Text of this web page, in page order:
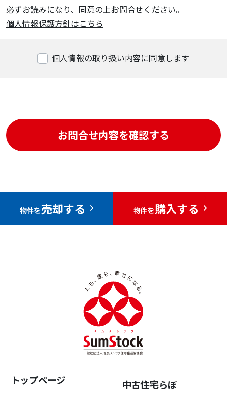
必ずお読みになり、同意の上お問合せください。
個人情報保護方針はこちら
個人情報の取り扱い内容に同意します
物件を売却する 物件を購入する
トップページ 中古住宅らぼ